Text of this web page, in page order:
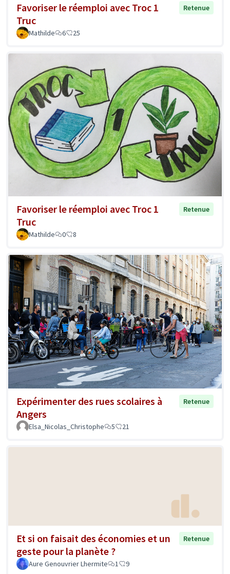
Favoriser le réemploi avec Troc 1
Truc
Retenue
Mathilde 6 25
Favoriser le réemploi avec Troc 1
Truc
Retenue
Mathilde 0 8
Expérimenter des rues scolaires à
Angers
Retenue
Elsa_Nicolas_Christophe 5 21
Et si on faisait des économies et un
geste pour la planète ?
Retenue
Aure Genouvrier Lhermite 1 9